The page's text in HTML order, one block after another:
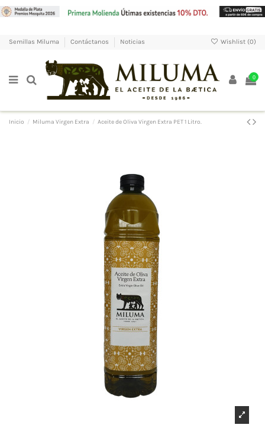
Semillas Miluma Contáctanos Noticias Wishlist (0)
0
Inicio Miluma Virgen Extra Aceite de Oliva Virgen Extra PET 1 Litro.